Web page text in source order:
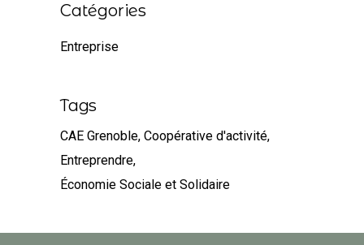
Catégories
Entreprise
Tags
CAE Grenoble Coopérative d'activité
Entreprendre
Économie Sociale et Solidaire